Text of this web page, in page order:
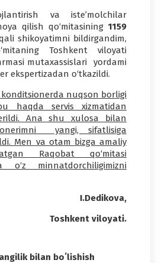
va iste’molchilar
qilish qo‘mitasining 1159
shikoyatimni bildirgandim,
Toshkent viloyati
mutaxassislari yordami
ekspertizadan o‘tkazildi.
nuqson borligi
haqda servis xizmatidan
Ana shu xulosa bilan
yangi, sifatlisiga
Men va otam bizga amaliy
Raqobat qo‘mitasi
o‘z minnatdorchiligimizni
I.Dedikova,
Toshkent viloyati.
bilan boʻlishish